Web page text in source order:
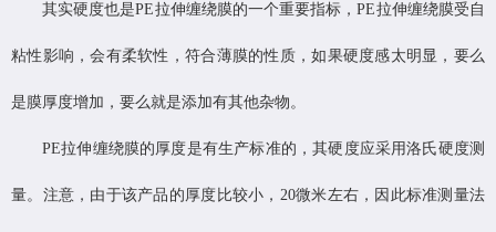
其实硬度也是PE拉伸缠绕膜的一个重要指标，PE拉伸缠绕膜受自
粘性影响，会有柔软性，符合薄膜的性质，如果硬度感太明显，要么
是膜厚度增加，要么就是添加有其他杂物。
PE拉伸缠绕膜的厚度是有生产标准的，其硬度应采用洛氏硬度测
量。注意，由于该产品的厚度比较小，20微米左右，因此标准测量法